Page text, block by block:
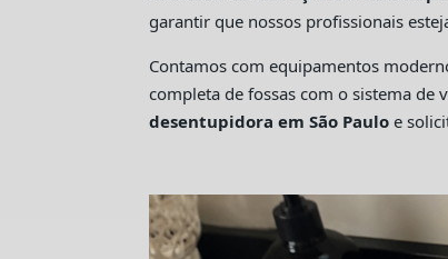
garantir que nossos profissionais
Contamos com equipamentos
completa de fossas com o sistema de
desentupidora em São Paulo e